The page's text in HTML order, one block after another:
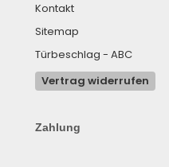
Kontakt
Sitemap
Türbeschlag - ABC
Vertrag widerrufen
Zahlung